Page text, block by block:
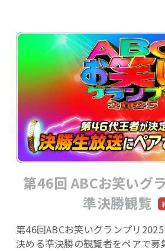
第46回 ABCお笑いグ
準決勝観覧
第46回ABCお笑いグランプリ
決める準決勝の観覧者をペアで募